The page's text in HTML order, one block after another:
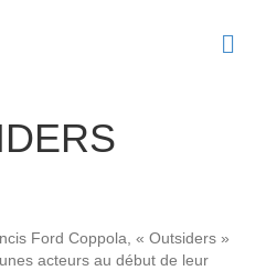
Ford Coppola, « Outsiders »
acteurs au début de leur